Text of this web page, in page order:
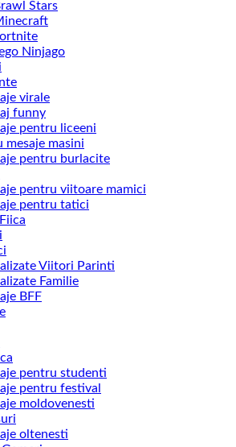
Stars
Ninjago
virale
funny
pentru liceeni
mesaje masini
pentru burlacite
pentru viitoare mamici
pentru tatici
Viitori Parinti
Familie
BFF
pentru studenti
pentru festival
moldovenesti
oltenesti